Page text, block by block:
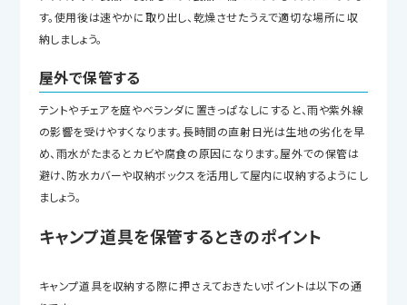
す。使用後は速やかに取り出し、乾燥させたうえで適切な場所に収
納しましょう。
屋外で保管する
テントやチェアを庭やベランダに置きっぱなしにすると、雨や紫外線
の影響を受けやすくなります。長時間の直射日光は生地の劣化を早
め、雨水がたまるとカビや腐食の原因になります。屋外での保管は
避け、防水カバーや収納ボックスを活用して屋内に収納するようにし
ましょう。
​​キャンプ道具を保管するときのポイント
キャンプ道具を収納する際に押さえておきたいポイントは以下の通